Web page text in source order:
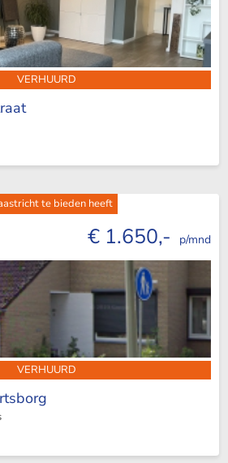
VERHUURD
te bieden heeft
€ 1.650,- p/mnd
VERHUURD